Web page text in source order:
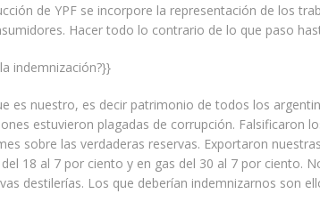
de YPF se incorpore la representación de los
Hacer todo lo contrario de lo que paso
indemnización?}}
es nuestro, es decir patrimonio de todos los
estuvieron plagadas de corrupción. Falsificaron
sobre las verdaderas reservas. Exportaron
18 al 7 por ciento y en gas del 30 al 7 por ciento.
destilerías. Los que deberían indemnizarnos son